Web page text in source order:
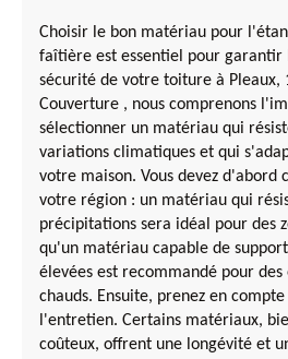
Choisir le bon matériau pour
faîtière est essentiel pour garantir
sécurité de votre toiture à Pleaux,
Couverture , nous comprenons
sélectionner un matériau qui
variations climatiques et qui
votre maison. Vous devez d'abord
votre région : un matériau qui
précipitations sera idéal pour des
qu'un matériau capable de
élevées est recommandé pour
chauds. Ensuite, prenez en
l'entretien. Certains matériaux,
coûteux, offrent une longévité et